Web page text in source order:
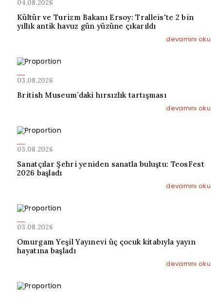
04.08.2026
Kültür ve Turizm Bakanı Ersoy: Tralleis'te 2 bin
yıllık antik havuz gün yüzüne çıkarıldı
devamını oku
03.08.2026
British Museum’daki hırsızlık tartışması
devamını oku
03.08.2026
Sanatçılar Şehri yeniden sanatla buluştu: TeosFest
2026 başladı
devamını oku
03.08.2026
Omurgam Yeşil Yayınevi üç çocuk kitabıyla yayın
hayatına başladı
devamını oku